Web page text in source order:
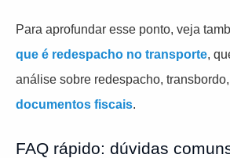
Para aprofundar esse ponto, veja
que é redespacho no transporte,
análise sobre redespacho,
documentos fiscais.
FAQ rápido: dúvidas